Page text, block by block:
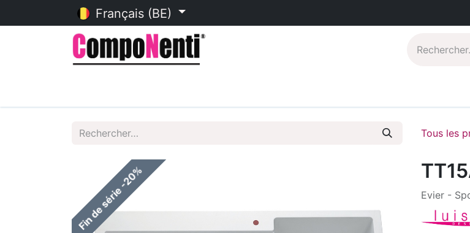
Français (BE)
Tous les
Fin de série -20% Evier -